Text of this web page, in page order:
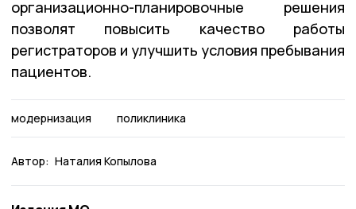
организационно-планировочные решения
позволят повысить качество работы
регистраторов и улучшить условия пребывания
пациентов.
модернизация поликлиника
Автор: Наталия Копылова